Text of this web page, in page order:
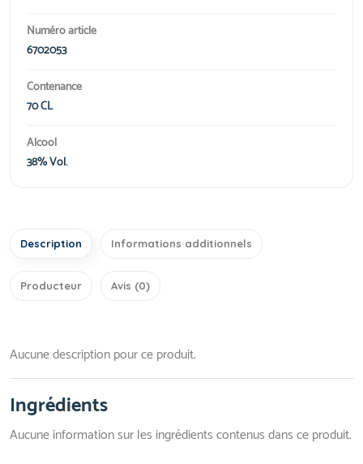
Numéro article
6702053
Contenance
70 CL
Alcool
38% Vol.
Description Informations additionnels
Producteur Avis (0)
Aucune description pour ce produit.
Ingrédients
Aucune information sur les ingrédients contenus dans ce produit.